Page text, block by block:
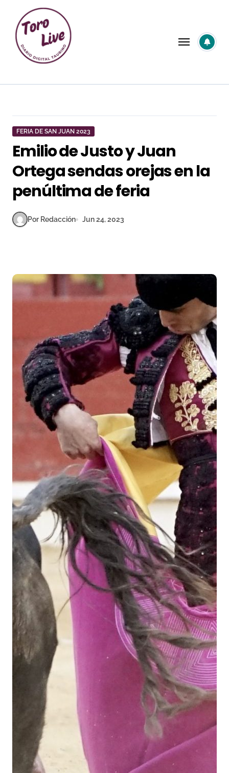
contenido
FERIA DE SAN JUAN 2023
Emilio de Justo y Juan
Ortega sendas orejas en la
penúltima de feria
Por Redacción Jun 24, 2023